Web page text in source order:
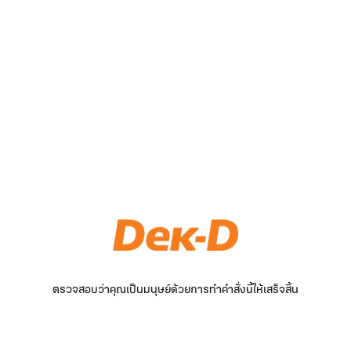
ตรวจสอบว่าคุณเป็นมนุษย์ด้วยการทำคำสั่งนี้ให้เสร็จสิ้น